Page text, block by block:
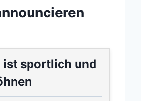
ist sportlich und